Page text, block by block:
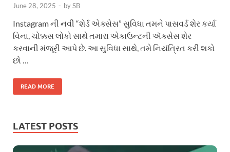
June 28, 2025 - bySB
Instagram ની નવી “શેર્ડ એક્સેસ” સુવિધા તમને પાસવર્ડ શેર કર્યા
વિના, ચોક્કસ લોકો સાથે તમારા એકાઉન્ટની ઍક્સેસ શેર
કરવાની મંજૂરી આપે છે. આ સુવિધા સાથે, તમે નિયંત્રિત કરી શકો
છો …
READ MORE
LATEST POSTS